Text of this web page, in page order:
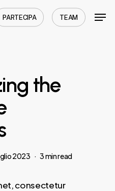
PARTECIPA TEAM
the
2023 3 min read
consectetur